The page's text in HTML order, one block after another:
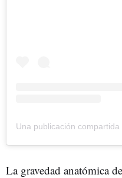
La gravedad anatómica